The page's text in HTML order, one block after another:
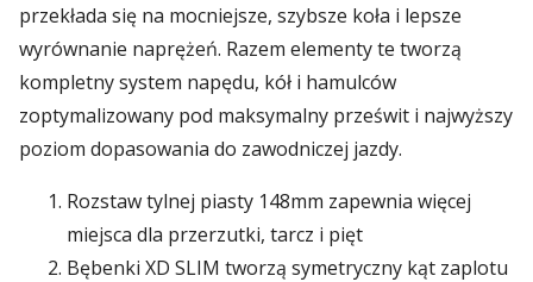
przekłada się na mocniejsze, szybsze koła i lepsze
wyrównanie naprężeń. Razem elementy te tworzą
kompletny system napędu, kół i hamulców
zoptymalizowany pod maksymalny prześwit i najwyższy
poziom dopasowania do zawodniczej jazdy.
Rozstaw tylnej piasty 148mm zapewnia więcej
miejsca dla przerzutki, tarcz i pięt
Bębenki XD SLIM tworzą symetryczny kąt zaplotu